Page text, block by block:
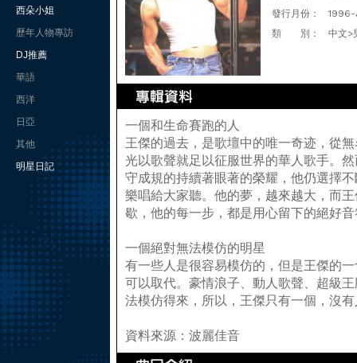
西朵小姐
歷年人物專訪
DJ推薦
華語
西洋
日亞
其他
明星日記
發行月份：
1996-
類 別：
中文>
一個和生命賽跑的人
王傑的過去，是歌壇中的唯一奇迹，從
光以歌聲就足以征服世界的華人歌手。
守成規的持續著眼著的榮耀，他仍選擇
樂唱給大家聽。他的夢，越來越大，而
歇，他的每一步，都是用心留下的絕好
一個絕對無法模仿的明星
有一些人是很容易模仿的，但是王傑的
可以取代。豪情浪子、動人歌聲、超級
法模仿得來，所以，王傑只有一個，沒
資料來源：波麗佳音